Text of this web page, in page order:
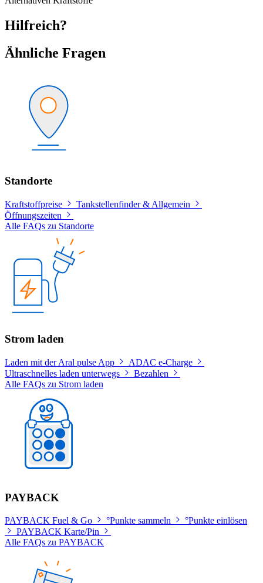
Hilfreich?
Ähnliche Fragen
Standorte
Kraftstoffpreise
Tankstellenfinder & Allgemein
Öffnungszeiten
Alle FAQs zu Standorte
Strom laden
Laden mit der Aral pulse App
ADAC e-Charge
Ultraschnelles laden unterwegs
Bezahlen
Alle FAQs zu Strom laden
PAYBACK
PAYBACK Fuel & Go °Punkte sammeln
°Punkte einlösen
PAYBACK Karte/Pin
Alle FAQs zu PAYBACK